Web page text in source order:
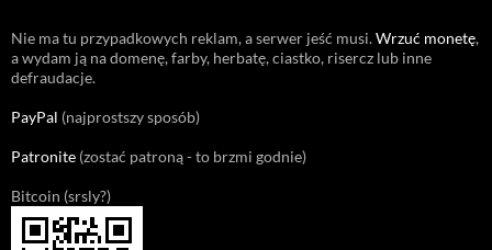
Nie ma tu przypadkowych reklam, a serwer jeść musi.Wrzuć monetę,
a wydam ją na domenę, farby, herbatę, ciastko, risercz lub inne
defraudacje.
PayPal (najprostszy sposób)
Patronite (zostać patroną - to brzmi godnie)
Bitcoin (srsly?)